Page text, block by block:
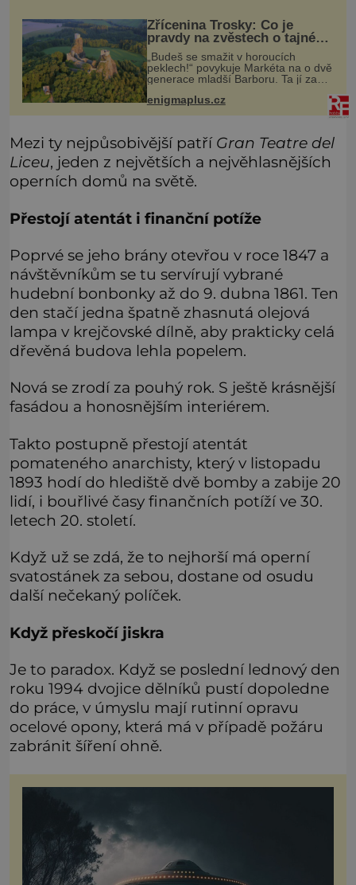
Zřícenina Trosky: Co je
pravdy na zvěstech o tajné
chodbě?
„Budeš se smažit v horoucích
peklech!“ povykuje Markéta na o dvě
generace mladší Barboru. Ta jí za
chvíli slovní palbu opětuje. První je
zarytá katolička, druhá přesvědčená
enigmaplus.cz
Mezi ty nejpůsobivější patří Gran Teatre del
Liceu, jeden z největších a nejvěhlasnějších
operních domů na světě.
Přestojí atentát i finanční potíže
Poprvé se jeho brány otevřou v roce 1847 a
návštěvníkům se tu servírují vybrané
hudební bonbonky až do 9. dubna 1861. Ten
den stačí jedna špatně zhasnutá olejová
lampa v krejčovské dílně, aby prakticky celá
dřevěná budova lehla popelem.
Nová se zrodí za pouhý rok. S ještě krásnější
fasádou a honosnějším interiérem.
Takto postupně přestojí atentát
pomateného anarchisty, který v listopadu
1893 hodí do hlediště dvě bomby a zabije 20
lidí, i bouřlivé časy finančních potíží ve 30.
letech 20. století.
Když už se zdá, že to nejhorší má operní
svatostánek za sebou, dostane od osudu
další nečekaný políček.
Když přeskočí jiskra
Je to paradox. Když se poslední lednový den
roku 1994 dvojice dělníků pustí dopoledne
do práce, v úmyslu mají rutinní opravu
ocelové opony, která má v případě požáru
zabránit šíření ohně.